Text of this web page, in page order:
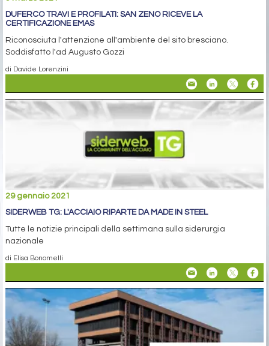
DUFERCO TRAVI E PROFILATI: SAN ZENO RICEVE LA
CERTIFICAZIONE EMAS
Riconosciuta l'attenzione all'ambiente del sito bresciano.
Soddisfatto l'ad Augusto Gozzi
di Davide Lorenzini
29 gennaio 2021
SIDERWEB TG: L'ACCIAIO RIPARTE DA MADE IN STEEL
Tutte le notizie principali della settimana sulla siderurgia
nazionale
di Elisa Bonomelli